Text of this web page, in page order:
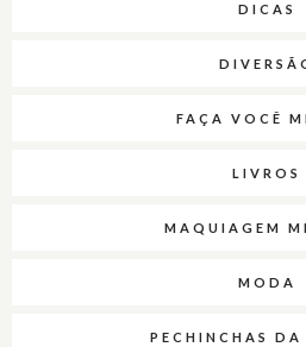
DICAS
FAÇA VOCÊ
LIVROS
MAQUIAGEM
MODA
PECHINCHAS DA